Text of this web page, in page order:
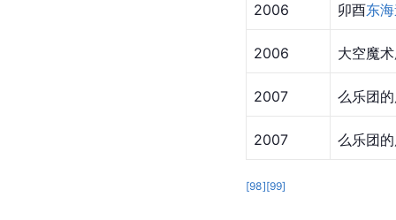
2006 卯酉东
2006 大空魔
2007 么乐团
2007 么乐团
[98][99]